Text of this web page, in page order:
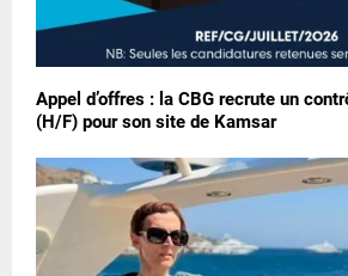
Appel d’offres : la CBG recrute un
(H/F) pour son site de Kamsar